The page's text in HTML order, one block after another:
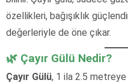
özellikleri, bağışıklık
değerleriyle de öne çıkar.
🌿 Çayır Gülü Nedir?
Çayır Gülü, 1 ila 2.5